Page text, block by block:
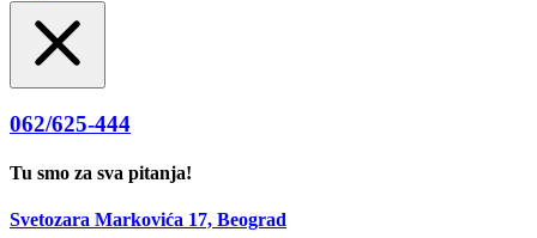
062/625-444
Tu smo za sva pitanja!
Svetozara Markovića 17, Beograd